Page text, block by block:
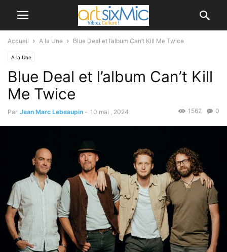
Accueil A la Une Blue Deal et l’album Can’t Kill Me Twice
A la Une
Blue Deal et l’album Can’t Kill
Me Twice
Par Jean Marc Lebeaupin - 10 mai , 2024 0
1562